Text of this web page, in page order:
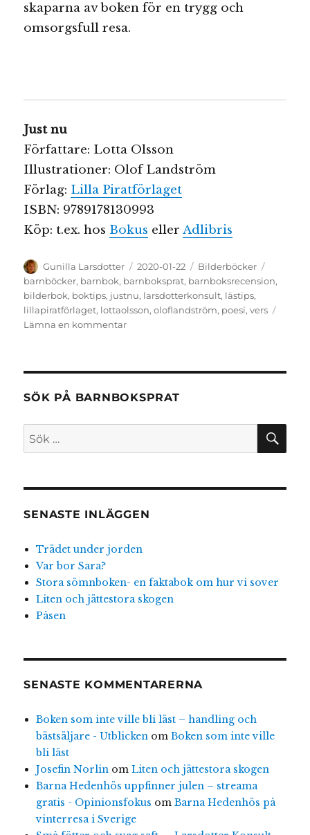
skaparna av boken för en trygg och
omsorgsfull resa.
Just nu
Författare: Lotta Olsson
Illustrationer: Olof Landström
Förlag: Lilla Piratförlaget
ISBN: 9789178130993
Köp: t.ex. hos Bokus ellerAdlibris
Författare
Gunilla Larsdotter
Publicerat
den
2020-01-22 Kategorier
Bilderböcker
barnböcker, barnbok, barnboksprat, barnboksrecension,
bilderbok, boktips, justnu, larsdotterkonsult, lästips,
lillapiratförlaget, lottaolsson,oloflandström, poesi,vers
Lämna en kommentartill
SÖK PÅ BARNBOKSPRAT
Sök
SENASTE INLÄGGEN
Trädet under jorden
Var bor Sara?
Stora sömnboken- en faktabok om hur vi sover
Liten och jättestora skogen
Påsen
SENASTE KOMMENTARERNA
Boken som inte ville bli läst – handling och
bästsäljare - Utblickenom Boken som inte ville
bli läst
Josefin Norlinom Liten och jättestora skogen
Barna Hedenhös uppfinner julen – streama
gratis - Opinionsfokus om Barna Hedenhös på
vinterresa i Sverige